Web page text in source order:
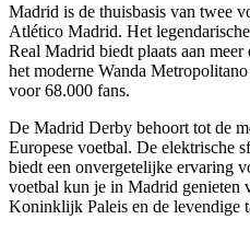
Madrid is de thuisbasis van twee
Atlético Madrid. Het
Real Madrid biedt plaats aan
het moderne Wanda
voor 68.000 fans.
De Madrid Derby behoort tot de
Europese voetbal. De elektrische
biedt een onvergetelijke ervaring
voetbal kun je in Madrid genieten
Koninklijk Paleis en de levendige